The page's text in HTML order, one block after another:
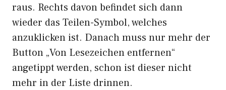
raus. Rechts davon befindet sich dann
wieder das Teilen-Symbol, welches
anzuklicken ist. Danach muss nur mehr der
Button „Von Lesezeichen entfernen“
angetippt werden, schon ist dieser nicht
mehr in der Liste drinnen.